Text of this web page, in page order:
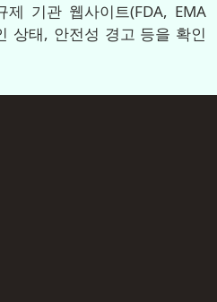
기관 웹사이트(FDA, EMA
상태, 안전성 경고 등을 확인